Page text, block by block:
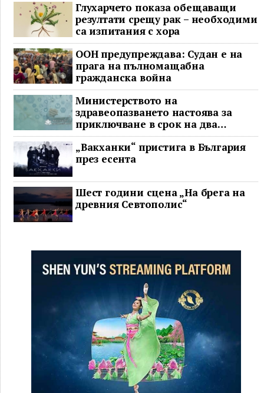
Глухарчето показа обещаващи
резултати срещу рак – необходими
са изпитания с хора
ООН предупреждава: Судан е на
прага на пълномащабна
гражданска война
Министерството на
здравеопазването настоява за
приключване в срок на два
ключови строителни проекта
„Вакханки“ пристига в България
през есента
Шест години сцена „На брега на
древния Севтополис“